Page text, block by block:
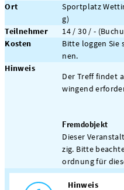
Ort
Sportplatz
g)
Teilnehmer
14 / 30 / -
Kosten
Bitte loggen Sie
nen.
Hinweis
Der Treff findet
wingend
Fremdobjekt
Dieser
zig. Bitte
ordnung für
Hinweis